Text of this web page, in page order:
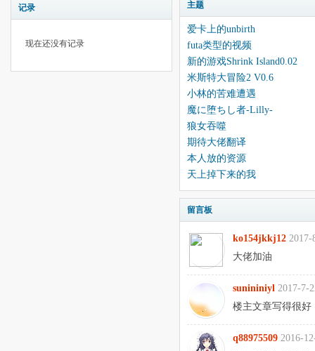
记录
现在还没有记录
主题
爱卡上的unbirth
futa类型的视频
新的游戏Shrink Island0.02
米斯特大冒险2 V0.6
小林的苦难遭遇
魔に堕ちし者-Lilly-
狼女吞噬
期待大佬翻译
本人放的资源
天上掉下来的我
留言板
ko154jkkj12 2017-
大佬加油
sunininiyl 2017-7-
楼主文章写得很好
q88975509 2016-